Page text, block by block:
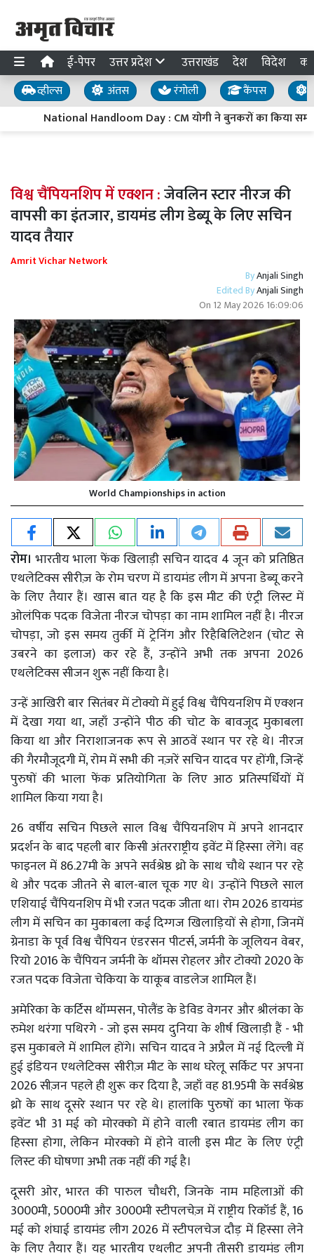
ई-पेपर उत्तर प्रदेश उत्तराखंड देश विदेश
व्हील्स अंतस रंगोली कैंपस
National Handloom Day : CM योगी ने बुनकरों का किया
विश्व चैंपियनशिप में एक्शन :जेवलिन स्टार नीरज की
वापसी का इंतजार, डायमंड लीग डेब्यू के लिए सचिन
यादव तैयार
Amrit Vichar Network
ByAnjali Singh
Edited ByAnjali Singh
On 12 May 2026 16:09:06
World Championships in action
रोम।भारतीय भाला फेंक खिलाड़ी सचिन यादव 4 जून को प्रतिष्ठित
एथलेटिक्स सीरीज़ के रोम चरण में डायमंड लीग में अपना डेब्यू करने
के लिए तैयार हैं। खास बात यह है कि इस मीट की एंट्री लिस्ट में
ओलंपिक पदक विजेता नीरज चोपड़ा का नाम शामिल नहीं है। नीरज
चोपड़ा, जो इस समय तुर्की में ट्रेनिंग और रिहैबिलिटेशन (चोट से
उबरने का इलाज) कर रहे हैं, उन्होंने अभी तक अपना 2026
एथलेटिक्स सीजन शुरू नहीं किया है।
उन्हें आखिरी बार सितंबर में टोक्यो में हुई विश्व चैंपियनशिप में एक्शन
में देखा गया था, जहाँ उन्होंने पीठ की चोट के बावजूद मुकाबला
किया था और निराशाजनक रूप से आठवें स्थान पर रहे थे। नीरज
की गैरमौजूदगी में, रोम में सभी की नज़रें सचिन यादव पर होंगी, जिन्हें
पुरुषों की भाला फेंक प्रतियोगिता के लिए आठ प्रतिस्पर्धियों में
शामिल किया गया है।
26 वर्षीय सचिन पिछले साल विश्व चैंपियनशिप में अपने शानदार
प्रदर्शन के बाद पहली बार किसी अंतरराष्ट्रीय इवेंट में हिस्सा लेंगे। वह
फाइनल में 86.27मी के अपने सर्वश्रेष्ठ थ्रो के साथ चौथे स्थान पर रहे
थे और पदक जीतने से बाल-बाल चूक गए थे। उन्होंने पिछले साल
एशियाई चैंपियनशिप में भी रजत पदक जीता था। रोम 2026 डायमंड
लीग में सचिन का मुकाबला कई दिग्गज खिलाड़ियों से होगा, जिनमें
ग्रेनाडा के पूर्व विश्व चैंपियन एंडरसन पीटर्स, जर्मनी के जूलियन वेबर,
रियो 2016 के चैंपियन जर्मनी के थॉमस रोहलर और टोक्यो 2020 के
रजत पदक विजेता चेकिया के याकूब वाडलेज शामिल हैं।
अमेरिका के कर्टिस थॉम्पसन, पोलैंड के डेविड वेगनर और श्रीलंका के
रुमेश थरंगा पथिरगे - जो इस समय दुनिया के शीर्ष खिलाड़ी हैं - भी
इस मुकाबले में शामिल होंगे। सचिन यादव ने अप्रैल में नई दिल्ली में
हुई इंडियन एथलेटिक्स सीरीज़ मीट के साथ घरेलू सर्किट पर अपना
2026 सीज़न पहले ही शुरू कर दिया है, जहाँ वह 81.95मी के सर्वश्रेष्ठ
थ्रो के साथ दूसरे स्थान पर रहे थे। हालांकि पुरुषों का भाला फेंक
इवेंट भी 31 मई को मोरक्को में होने वाली रबात डायमंड लीग का
हिस्सा होगा, लेकिन मोरक्को में होने वाली इस मीट के लिए एंट्री
लिस्ट की घोषणा अभी तक नहीं की गई है।
दूसरी ओर, भारत की पारुल चौधरी, जिनके नाम महिलाओं की
3000मी, 5000मी और 3000मी स्टीपलचेज़ में राष्ट्रीय रिकॉर्ड हैं, 16
मई को शंघाई डायमंड लीग 2026 में स्टीपलचेज दौड़ में हिस्सा लेने
के लिए तैयार हैं। यह भारतीय एथलीट अपनी तीसरी डायमंड लीग